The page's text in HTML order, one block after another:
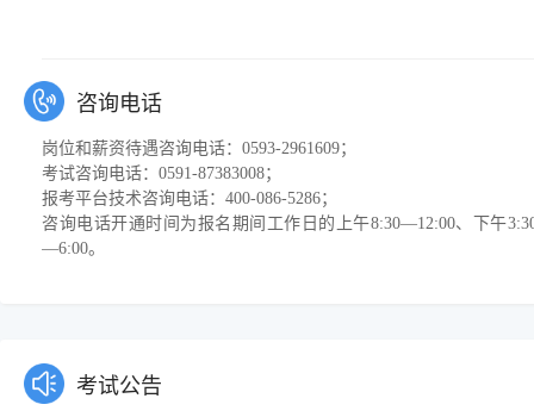
咨询电话
岗位和薪资待遇咨询电话：0593-2961609；
考试咨询电话：0591-87383008；
报考平台技术咨询电话：400-086-5286；
咨询电话开通时间为报名期间工作日的上午8:30—12:00、下午
—6:00。
考试公告